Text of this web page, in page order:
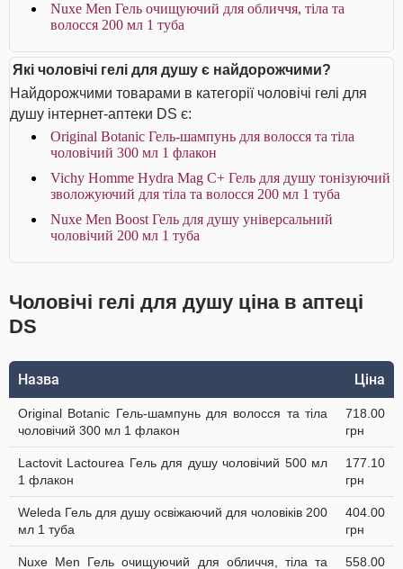
Nuxe Men Гель очищуючий для обличчя, тіла та
волосся 200 мл 1 туба
Які чоловічі гелі для душу є найдорожчими?
Найдорожчими товарами в категорії чоловічі гелі для
душу інтернет-аптеки DS є:
Original Botanic Гель-шампунь для волосся та тіла
чоловічий 300 мл 1 флакон
Vichy Homme Hydra Mag C+ Гель для душу тонізуючий
зволожуючий для тіла та волосся 200 мл 1 туба
Nuxe Men Boost Гель для душу універсальний
чоловічий 200 мл 1 туба
Чоловічі гелі для душу ціна в аптеці
DS
Назва Ціна
Original Botanic Гель-шампунь для волосся та тіла
чоловічий 300 мл 1 флакон
718.00
грн
Lactovit Lactourea Гель для душу чоловічий 500 мл
1 флакон
177.10
грн
Weleda Гель для душу освіжаючий для чоловіків 200
мл 1 туба
404.00
грн
Nuxe Men Гель очищуючий для обличчя, тіла та
558.00